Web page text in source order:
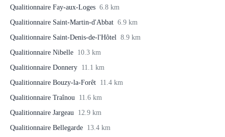
Qualitionnaire Fay-aux-Loges 6.8 km
Qualitionnaire Saint-Martin-d'Abbat 6.9 km
Qualitionnaire Saint-Denis-de-l'Hôtel 8.9 km
Qualitionnaire Nibelle 10.3 km
Qualitionnaire Donnery 11.1 km
Qualitionnaire Bouzy-la-Forêt 11.4 km
Qualitionnaire Traînou 11.6 km
Qualitionnaire Jargeau 12.9 km
Qualitionnaire Bellegarde 13.4 km